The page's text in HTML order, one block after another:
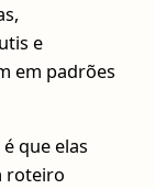
e
em padrões
que elas
roteiro